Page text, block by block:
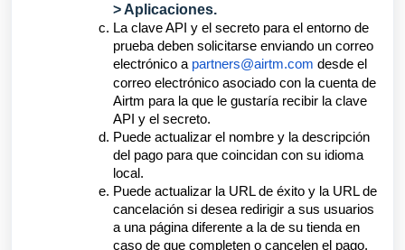
> Aplicaciones.
La clave API y el secreto para el entorno de
prueba deben solicitarse enviando un correo
electrónico a partners@airtm.com desde el
correo electrónico asociado con la cuenta de
Airtm para la que le gustaría recibir la clave
API y el secreto.
Puede actualizar el nombre y la descripción
del pago para que coincidan con su idioma
local.
Puede actualizar la URL de éxito y la URL de
cancelación si desea redirigir a sus usuarios
a una página diferente a la de su tienda en
caso de que completen o cancelen el pago,